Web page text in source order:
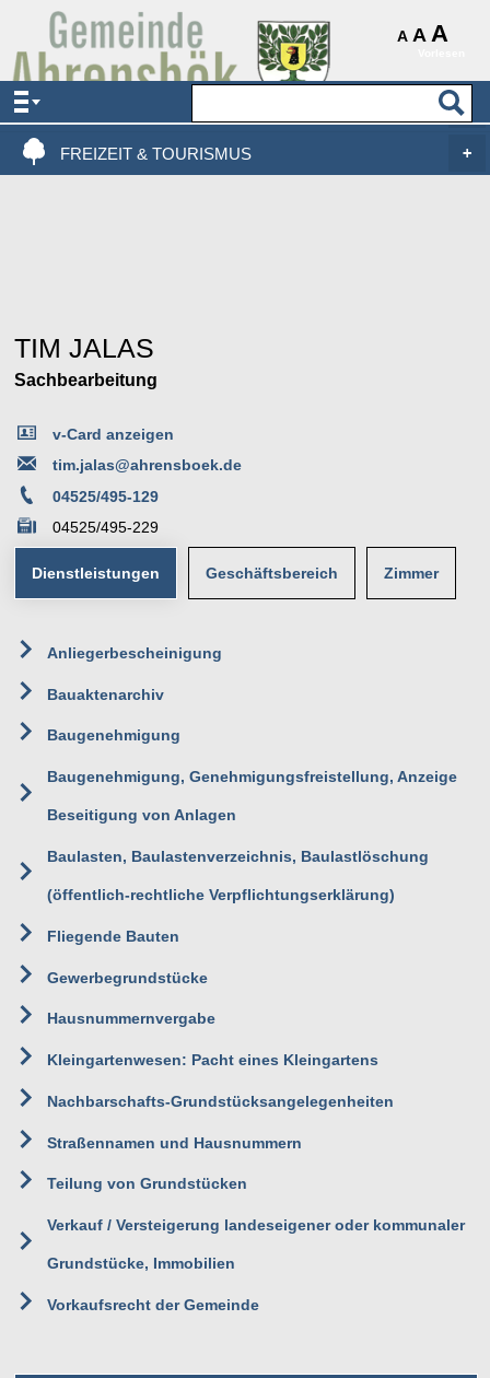
A A A
AKTUELLES & SERVICE
VERWALTUNG & POLITIK
FREIZEIT & TOURISMUS
TIM JALAS
v-Card anzeigen
tim.jalas@ahrensboek.de
04525/495-129
04525/495-229
Dienstleistungen Geschäftsbereich Zimmer
Anliegerbescheinigung
Bauaktenarchiv
Baugenehmigung
Baugenehmigung, Genehmigungsfreistellung, Anzeige
Beseitigung von Anlagen
Baulasten, Baulastenverzeichnis, Baulastlöschung
(öffentlich-rechtliche Verpflichtungserklärung)
Fliegende Bauten
Gewerbegrundstücke
Hausnummernvergabe
Kleingartenwesen: Pacht eines Kleingartens
Nachbarschafts-Grundstücksangelegenheiten
Straßennamen und Hausnummern
Teilung von Grundstücken
Verkauf / Versteigerung landeseigener oder kommunaler
Grundstücke, Immobilien
Vorkaufsrecht der Gemeinde
Team III - Planung, Bauservice
Gebäudemanagement
Bauverwaltung
12
Rathaus
23623 Ahrensbök
Sachbearbeitung